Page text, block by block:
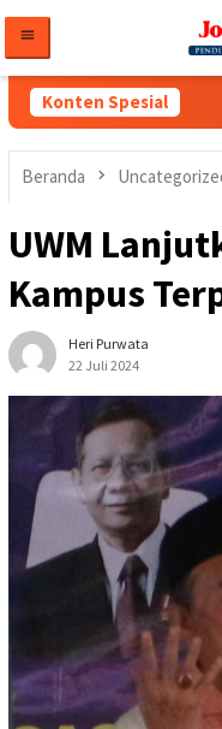
konten
Konten Spesial
Beranda
UWM
Kampus
Heri Purwata
22 Juli 2024